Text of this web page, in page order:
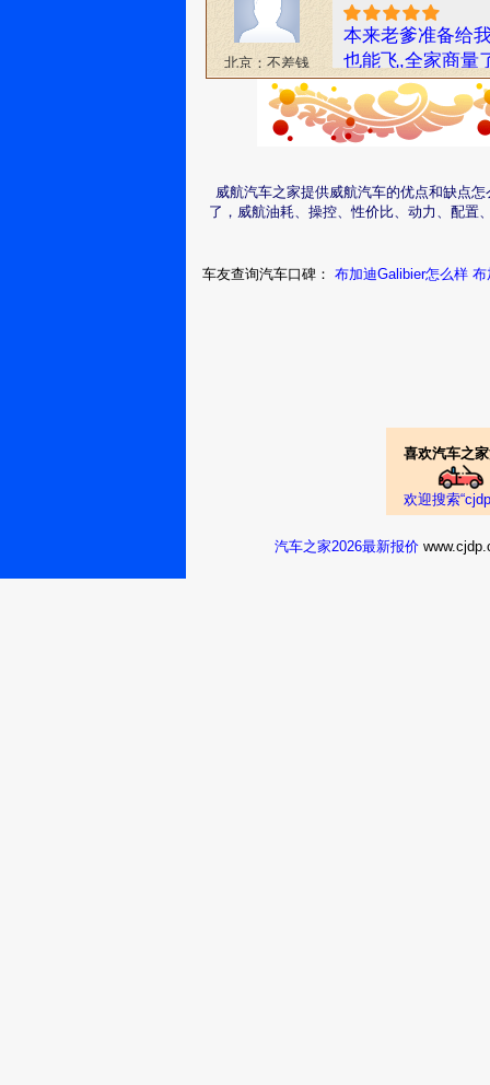
北京：不差钱
本来老爹准备给
也能飞,全家商量
然家里不差这几
我了10亿美元零
真好!言归正传,谁
还什么尼玛空气
换上BYD的底盘
北京：
威航2014款
威航2014款
车好，开了一天
态度也好，耐心
个！给个好评！
威航2010款
威航汽车之家提供威航汽车的优点和缺点
了，威航油耗、操控、性价比、动力、配置
车友查询汽车口碑： 布加迪Galibier怎么样 布
喜欢汽车之
欢迎搜索
汽车之家2026最新报价